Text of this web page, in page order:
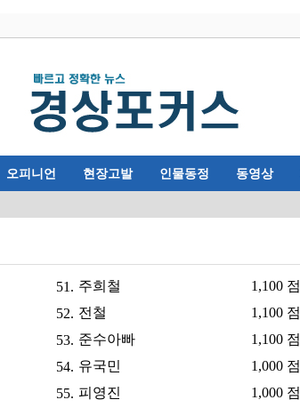
오피니언 현장고발 인물동정 동영상
51. 주희철
1,100 점
52. 전철
1,100 점
53. 준수아빠
1,100 점
54. 유국민
1,000 점
55. 피영진
1,000 점